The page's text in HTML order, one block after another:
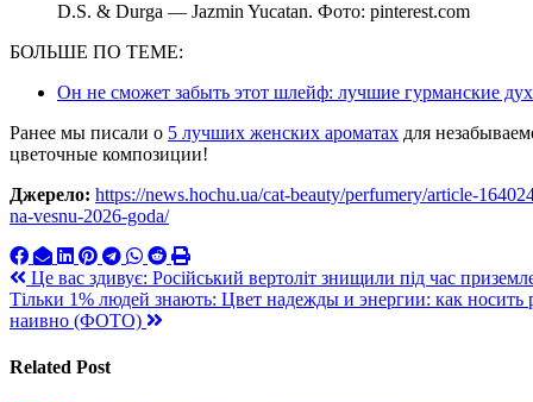
D.S. & Durga — Jazmin Yucatan. Фото: pinterest.com
БОЛЬШЕ ПО ТЕМЕ:
Он не сможет забыть этот шлейф: лучшие гурманские
Ранее мы писали о 5 лучших женских ароматах для
цветочные композиции!
Джерело: https://news.hochu.ua/cat-beauty/perfumery/article-
na-vesnu-2026-goda/
Навигация
по
Це вас здивує: Російський вертоліт знищили під час
Тільки 1% людей знають: Цвет надежды и энергии: как
наивно (ФОТО)
Related Post